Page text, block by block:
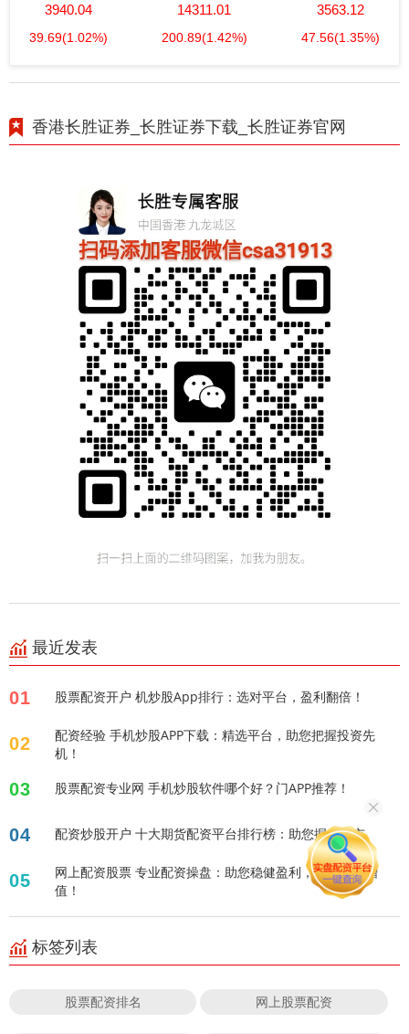
3940.04
39.69(1.02%)
14311.01
200.89(1.42%)
3563.12
47.56(1.35%)
香港长胜证券_长胜证券下载_长胜证券官网
最近发表
01 股票配资开户 机炒股App排行：选对平台，盈利翻倍！
02
配资经验 手机炒股APP下载：精选平台，助您把握投资先
机！
03 股票配资专业网 手机炒股软件哪个好？门APP推荐！
04 配资炒股开户 十大期货配资平台排行榜：助您掘金期市
05
网上配资股票 专业配资操盘：助您稳健盈利，实现财富增
值！
标签列表
股票配资排名 网上股票配资